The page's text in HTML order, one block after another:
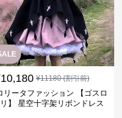
10,180 ¥11180(割引前)
リータファッション 【ゴスロ
リ】 星空十字架リボンドレス